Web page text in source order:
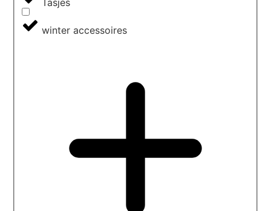
Tasjes
winter accessoires